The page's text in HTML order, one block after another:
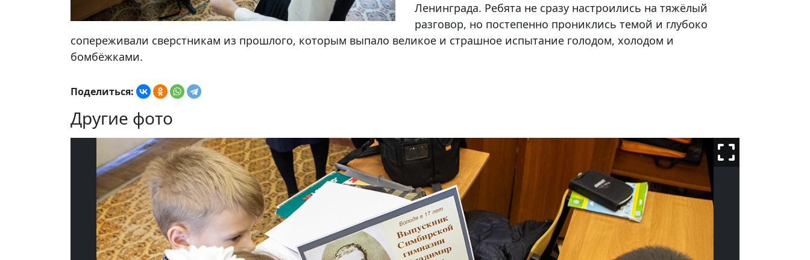
Ленинграда. Ребята не сразу настроились на тяжёлый
разговор, но постепенно прониклись темой и глубоко
сопереживали сверстникам из прошлого, которым выпало великое и страшное испытание голодом, холодом и
бомбёжками.
Поделиться:
Другие фото